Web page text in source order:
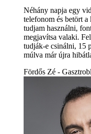
Néhány napja egy
telefonom és betört
tudjam használni,
megjavítsa valaki.
tudják-e csinálni, 15
múlva már újra
Fördős Zé -